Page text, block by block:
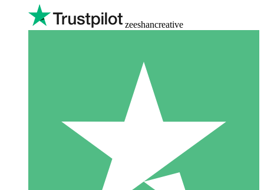
zeeshancreative